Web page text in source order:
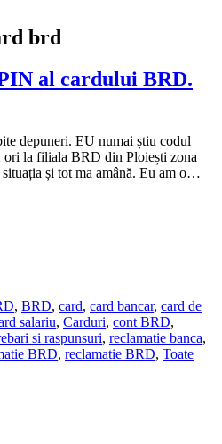
brd
al cardului BRD.
depuneri. EU numai știu codul
ori la filiala BRD din Ploiești zona
și tot ma amână. Eu am o…
, BRD, card, card bancar, card de
salariu, Carduri, cont BRD,
si raspunsuri, reclamatie banca,
BRD, reclamatie BRD, Toate